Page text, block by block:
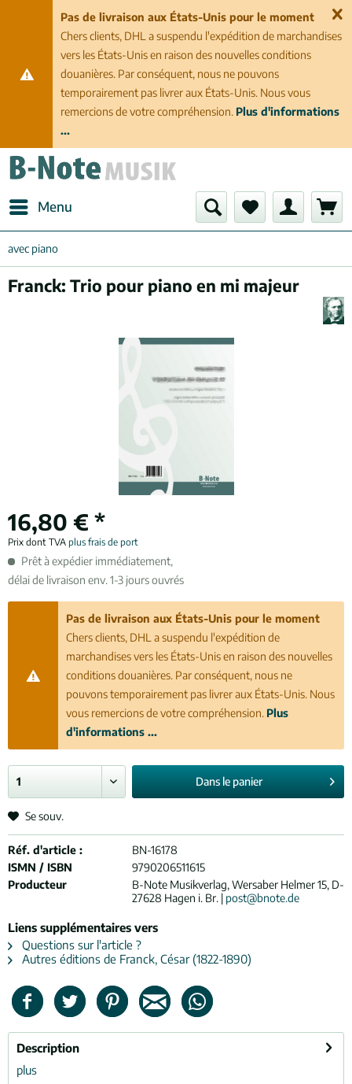
Pas de livraison aux États-Unis pour le moment
Chers clients, DHL a suspendu l'expédition de marchandises
vers les États-Unis en raison des nouvelles conditions
douanières. Par conséquent, nous ne pouvons
temporairement pas livrer aux États-Unis. Nous vous
remercions de votre compréhension. Plus d'informations
...
Menu
avec piano
Franck: Trio pour piano en mi majeur
16,80 € *
Prix dont TVA plus frais de port
Prêt à expédier immédiatement,
délai de livraison env. 1-3 jours ouvrés
Pas de livraison aux États-Unis pour le moment
Chers clients, DHL a suspendu l'expédition de
marchandises vers les États-Unis en raison des nouvelles
conditions douanières. Par conséquent, nous ne
pouvons temporairement pas livrer aux États-Unis. Nous
vous remercions de votre compréhension. Plus
d'informations ...
Dans le panier
Se souv.
Réf. d'article :
BN-16178
ISMN / ISBN
9790206511615
Producteur
B-Note Musikverlag, Wersaber Helmer 15, D-
27628 Hagen i. Br. | post@bnote.de
Liens supplémentaires vers
Questions sur l'article ?
Autres éditions de Franck, César (1822-1890)
Description
plus